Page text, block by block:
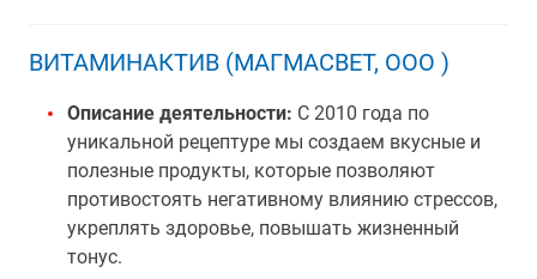
ВИТАМИНАКТИВ (МАГМАСВЕТ, ООО )
Описание деятельности: С 2010 года по
уникальной рецептуре мы создаем вкусные и
полезные продукты, которые позволяют
противостоять негативному влиянию стрессов,
укреплять здоровье, повышать жизненный
тонус.